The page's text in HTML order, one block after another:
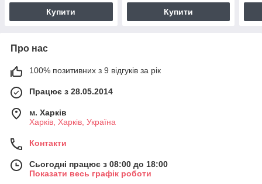
Купити Купити
Про нас
100% позитивних з 9 відгуків за рік
Працює з 28.05.2014
м. Харків
Харків, Харків, Україна
Контакти
Сьогодні працює з 08:00 до 18:00
Показати весь графік роботи